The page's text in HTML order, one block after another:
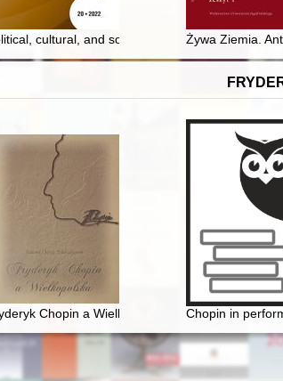
Wojciecha Wijuka Kojałowicza : z dziejów
cultural, and social factors in theŻywa Ziemia.
3 cz. 2,Chopin a Wielkopolska Chopin in